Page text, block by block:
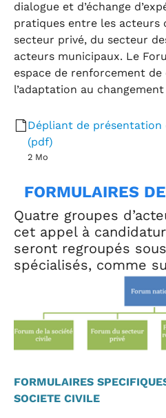
dialogue et d’échange
pratiques entre les acteurs
secteur privé, du secteur
acteurs municipaux. Le
espace de renforcement de
l’adaptation au
Dépliant de
(pdf)
2 Mo
FORMULAIRES
Quatre groupes
cet appel à
seront regroupés
spécialisés, comme
FORMULAIRES
SOCIETE CIVILE